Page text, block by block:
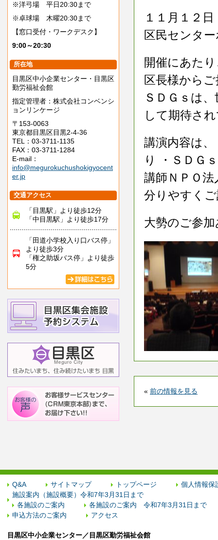
※洋弓場 平日20:30まで
※卓球場 木曜20:30まで
【窓口受付・ワークデスク】
9:00～20:30
所在地
目黒区中小企業センター・目黒区
勤労福祉会館
指定管理者：株式会社コンベンシ
ョンリンケージ
〒153-0063
東京都目黒区目黒2-4-36
TEL：03-3711-1135
FAX：03-3711-1284
E-mail：
info@megurokuchushokigyocent
er.jp
交通アクセス
「目黒駅」より徒歩12分
「中目黒駅」より徒歩17分
「田道小学校入り口バス停」
より徒歩3分
「権之助坂バス停」より徒歩
5分
１１月１２
区民センタ
開催にあた
区長様から
ＳＤＧｓは
して期待さ
講演内容は
り ・ＳＤＧ
講師ＮＰＯ
分りやすく
大勢のご
« 前の情報を見る
Q&A サイトマップ トップページ
個人情報保
施設案内（施設概要）令和7年3月31日まで
各施設のご案内
各施設のご案内 令和7年3月31日まで
申込方法のご案内
アクセス
目黒区中小企業センター／目黒区勤労福祉会館